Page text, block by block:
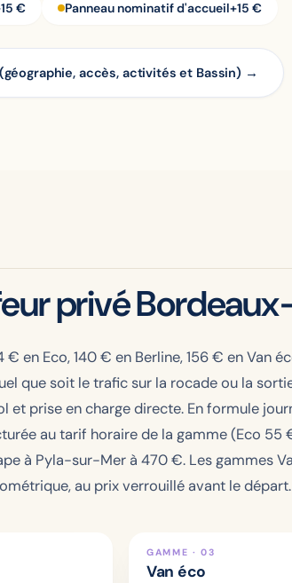
€ Panneau nominatif d'accueil+15 €
accès, activités et Bassin) →
privé
€ en Eco,140€ en Berline,156€ en Van
que soit le trafic sur la rocade ou la
et prise en charge directe. En formule
au tarif horaire de la gamme (Eco 55
à Pyla-sur-Mer à 470 €. Les gammes
au prix verrouillé avant le départ.
GAMME · 03
Van éco